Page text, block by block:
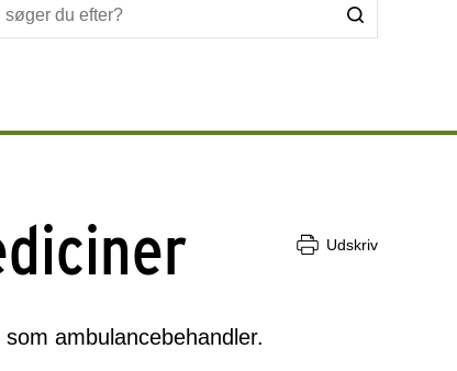
Udskriv
ambulancebehandler.